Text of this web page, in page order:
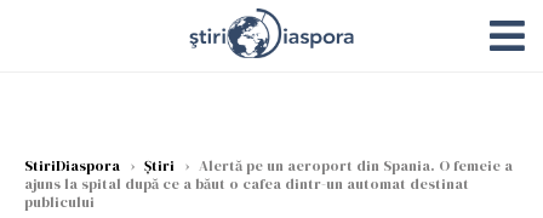
StiriDiaspora › Știri › Alertă pe un aeroport din Spania. O femeie a
ajuns la spital după ce a băut o cafea dintr-un automat destinat
publicului